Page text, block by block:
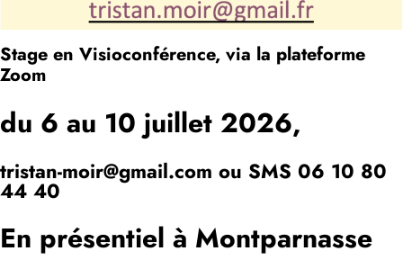
Stage en Visioconférence, via la plateforme
Zoom
du 6 au 10 juillet 2026,
tristan-moir@gmail.com ou SMS 06 10 80
44 40
En présentiel à Montparnasse